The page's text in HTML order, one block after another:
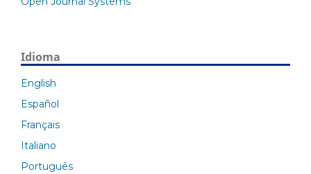
Idioma
English
Español
Français
Italiano
Português